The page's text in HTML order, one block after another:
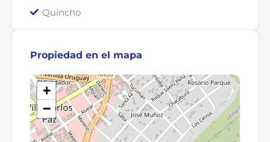
Quincho
Propiedad en el mapa
+
−